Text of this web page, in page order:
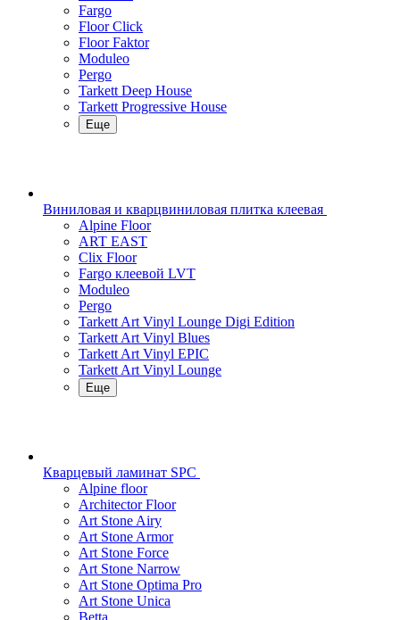
Fargo
Floor Click
Floor Faktor
Moduleo
Pergo
Tarkett Deep House
Tarkett Progressive House
Еще
Виниловая и кварцвиниловая плитка клеевая
Alpine Floor
ART EAST
Clix Floor
Fargo клеевой LVT
Moduleo
Pergo
Tarkett Art Vinyl Lounge Digi Edition
Tarkett Art Vinyl Blues
Tarkett Art Vinyl EPIC
Tarkett Art Vinyl Lounge
Еще
Кварцевый ламинат SPC
Alpine floor
Architector Floor
Art Stone Airy
Art Stone Armor
Art Stone Force
Art Stone Narrow
Art Stone Optima Pro
Art Stone Unica
Betta